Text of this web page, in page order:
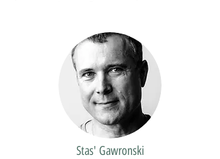
Stas' Gawronski